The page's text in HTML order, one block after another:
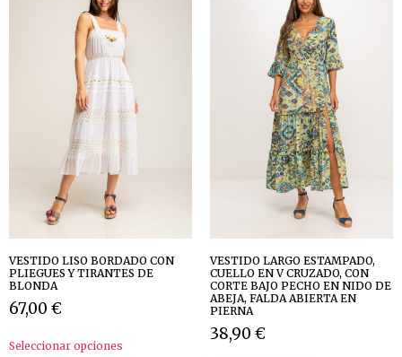
VESTIDO LISO BORDADO CON
PLIEGUES Y TIRANTES DE
BLONDA
67,00 €
Seleccionar opciones
VESTIDO LARGO ESTAMPADO,
CUELLO EN V CRUZADO, CON
CORTE BAJO PECHO EN NIDO DE
ABEJA, FALDA ABIERTA EN
PIERNA
38,90 €